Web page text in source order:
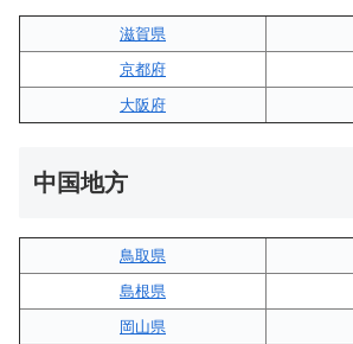
滋賀県
京都府
大阪府
中国地方
鳥取県
島根県
岡山県